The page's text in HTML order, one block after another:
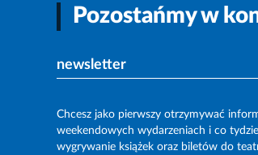
Pozostańmy w
newsletter
Chcesz jako pierwszy otrzymywać
weekendowych wydarzeniach i co
wygrywanie książek oraz biletów do